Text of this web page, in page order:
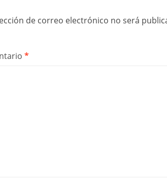
de correo electrónico no será
*